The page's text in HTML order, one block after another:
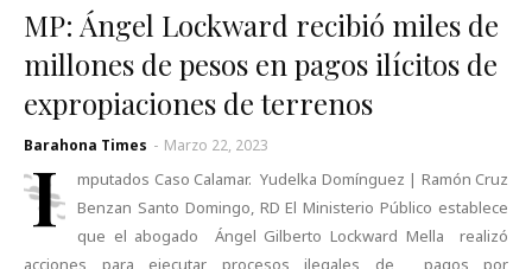
MP: Ángel Lockward recibió miles de
millones de pesos en pagos ilícitos de
expropiaciones de terrenos
Barahona Times - Marzo 22, 2023
I
mputados Caso Calamar. Yudelka Domínguez | Ramón Cruz
Benzan Santo Domingo, RD El Ministerio Público establece
que el abogado Ángel Gilberto Lockward Mella realizó
acciones para ejecutar procesos ilegales de pagos por